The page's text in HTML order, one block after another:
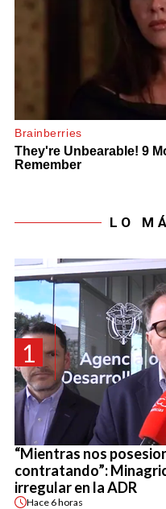
LO
1
“Mientras nos
contratando”:
irregular en la ADR
Hace 6 horas